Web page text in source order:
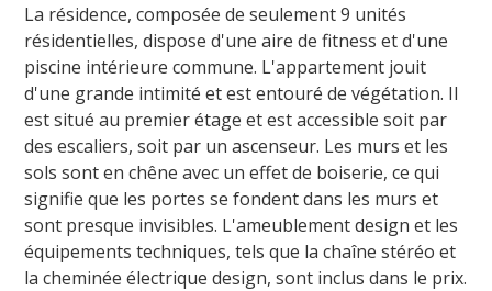
La résidence, composée de seulement 9 unités
résidentielles, dispose d'une aire de fitness et d'une
piscine intérieure commune. L'appartement jouit
d'une grande intimité et est entouré de végétation. Il
est situé au premier étage et est accessible soit par
des escaliers, soit par un ascenseur. Les murs et les
sols sont en chêne avec un effet de boiserie, ce qui
signifie que les portes se fondent dans les murs et
sont presque invisibles. L'ameublement design et les
équipements techniques, tels que la chaîne stéréo et
la cheminée électrique design, sont inclus dans le prix.